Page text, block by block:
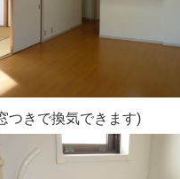
つきで換気できます)